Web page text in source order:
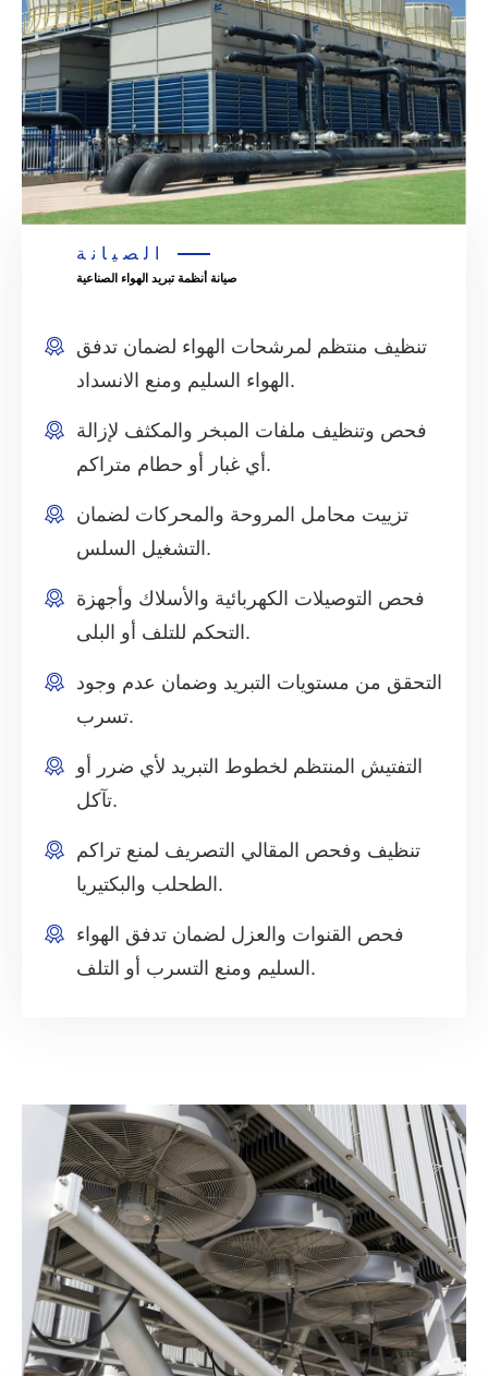
الصيانة
صيانة أنظمة تبريد الهواء الصناعية
تنظيف منتظم لمرشحات الهواء لضمان تدفق
الهواء السليم ومنع الانسداد.
فحص وتنظيف ملفات المبخر والمكثف لإزالة
أي غبار أو حطام متراكم.
تزييت محامل المروحة والمحركات لضمان
التشغيل السلس.
فحص التوصيلات الكهربائية والأسلاك وأجهزة
التحكم للتلف أو البلى.
التحقق من مستويات التبريد وضمان عدم وجود
تسرب.
التفتيش المنتظم لخطوط التبريد لأي ضرر أو
تآكل.
تنظيف وفحص المقالي التصريف لمنع تراكم
الطحلب والبكتيريا.
فحص القنوات والعزل لضمان تدفق الهواء
السليم ومنع التسرب أو التلف.